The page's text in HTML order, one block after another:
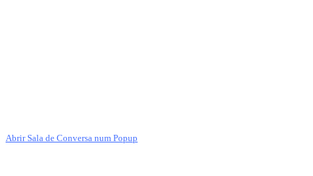
Abrir Sala de Conversa num Popup